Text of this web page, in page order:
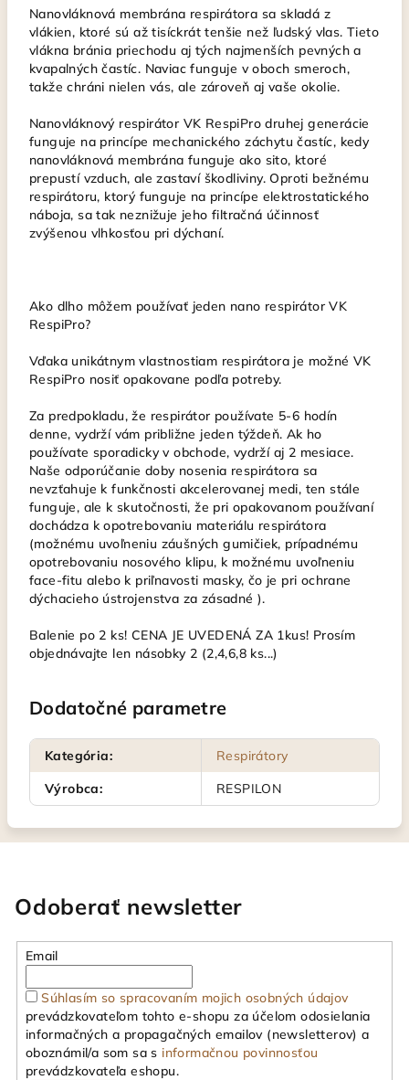
Nanovláknová membrána respirátora sa skladá z
vlákien, ktoré sú až tisíckrát tenšie než ľudský vlas. Tieto
vlákna bránia priechodu aj tých najmenších pevných a
kvapalných častíc. Naviac funguje v oboch smeroch,
takže chráni nielen vás, ale zároveň aj vaše okolie.
Nanovláknový respirátor VK RespiPro druhej generácie
funguje na princípe mechanického záchytu častíc, kedy
nanovláknová membrána funguje ako sito, ktoré
prepustí vzduch, ale zastaví škodliviny. Oproti bežnému
respirátoru, ktorý funguje na princípe elektrostatického
náboja, sa tak neznižuje jeho filtračná účinnosť
zvýšenou vlhkosťou pri dýchaní.
Ako dlho môžem používať jeden nano respirátor VK
RespiPro?
Vďaka unikátnym vlastnostiam respirátora je možné VK
RespiPro nosiť opakovane podľa potreby.
Za predpokladu, že respirátor používate 5-6 hodín
denne, vydrží vám približne jeden týždeň. Ak ho
používate sporadicky v obchode, vydrží aj 2 mesiace.
Naše odporúčanie doby nosenia respirátora sa
nevzťahuje k funkčnosti akcelerovanej medi, ten stále
funguje, ale k skutočnosti, že pri opakovanom používaní
dochádza k opotrebovaniu materiálu respirátora
(možnému uvoľneniu záušných gumičiek, prípadnému
opotrebovaniu nosového klipu, k možnému uvoľneniu
face-fitu alebo k priľnavosti masky, čo je pri ochrane
dýchacieho ústrojenstva za zásadné ).
Balenie po 2 ks! CENA JE UVEDENÁ ZA 1kus! Prosím
objednávajte len násobky 2 (2,4,6,8 ks...)
Dodatočné parametre
Kategória:
Respirátory
Výrobca: RESPILON
Odoberať newsletter
Email
Súhlasím so spracovaním mojich osobných údajov
prevádzkovateľom tohto e-shopu za účelom odosielania
informačných a propagačných emailov (newsletterov) a
oboznámil/a som sa s informačnou povinnosťou
prevádzkovateľa eshopu.